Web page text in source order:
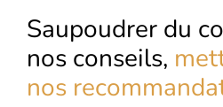
Saupoudrer du
nos conseils,
nos